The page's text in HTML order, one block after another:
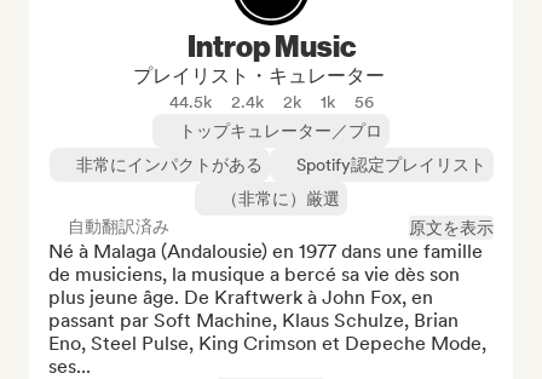
Introp Music
プレイリスト・キュレーター
44.5k 2.4k 2k 1k
56
トップキュレーター／プロ
非常にインパクトがある
Spotify認定プレイリスト
（非常に）厳選
自動翻訳済み
原文を表示
Né à Malaga (Andalousie) en 1977 dans une famille
de musiciens, la musique a bercé sa vie dès son
plus jeune âge. De Kraftwerk à John Fox, en
passant par Soft Machine, Klaus Schulze, Brian
Eno, Steel Pulse, King Crimson et Depeche Mode,
ses...